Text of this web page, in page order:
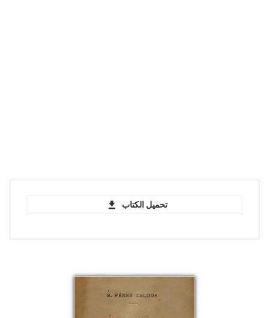
تحميل الكتاب
Benito Pérez Galdós - Los duendes de la
camarilla - EPUB
epub | 542.33 KB | 1213 hits